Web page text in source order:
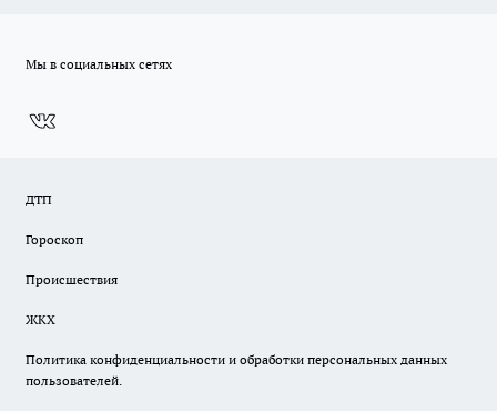
Мы в социальных сетях
ДТП
Гороскоп
Происшествия
ЖКХ
Политика конфиденциальности и обработки персональных данных
пользователей.